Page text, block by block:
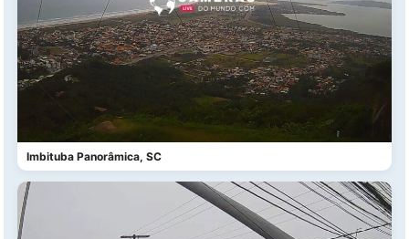
Imbituba Panorâmica, SC